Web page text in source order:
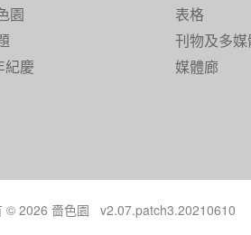
園
紀慶
表格
刊物及多媒
媒體廊
© 2026 嗇色園 v2.07.patch3.20210610